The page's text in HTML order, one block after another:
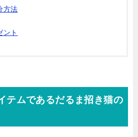
方法
ント
テムであるだるま招き猫の